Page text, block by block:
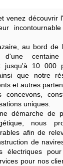
venez découvrir
au bord de
centaine
jusqu'à 10
que notre
et autres
concevons,
uniques.
démarche de
nous
afin de
de
électriques
pour nos